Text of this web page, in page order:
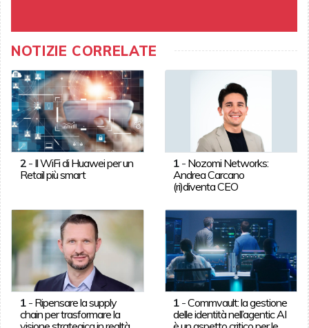
NOTIZIE CORRELATE
2- Il WiFi di Huawei per un
Retail più smart
1 - Nozomi Networks:
Andrea Carcano
(ri)diventa CEO
1- Ripensare la supply
chain per trasformare la
1 -Commvault: la gestione
delle identità nell’agentic AI